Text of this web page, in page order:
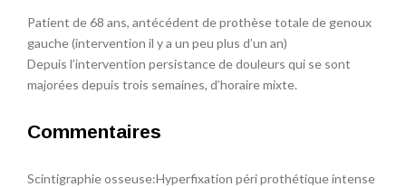
Patient de 68 ans, antécédent de prothèse totale de genoux
gauche (intervention il y a un peu plus d’un an)
Depuis l’intervention persistance de douleurs qui se sont
majorées depuis trois semaines, d’horaire mixte.
Commentaires
Scintigraphie osseuse:Hyperfixation péri prothétique intense